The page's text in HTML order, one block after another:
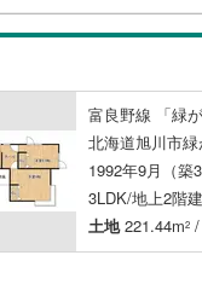
富良野線 「緑
北海道旭川市
1992年9月（築
3LDK/地上2階建
土地221.44m2 /